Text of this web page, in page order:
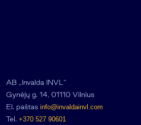
AB „Invalda INVL“
Gynėjų g. 14, 01110 Vilnius
El. paštas info@invaldainvl.com
Tel. +370 527 90601